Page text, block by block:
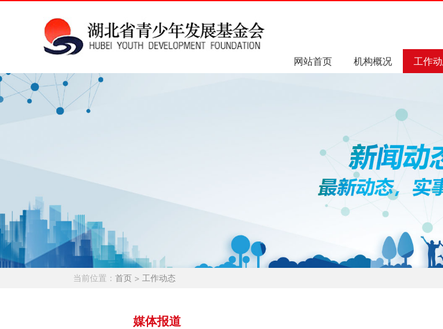
网站首页 机构概况 工作
当前位置： 首页 > 工作动态
媒体报道